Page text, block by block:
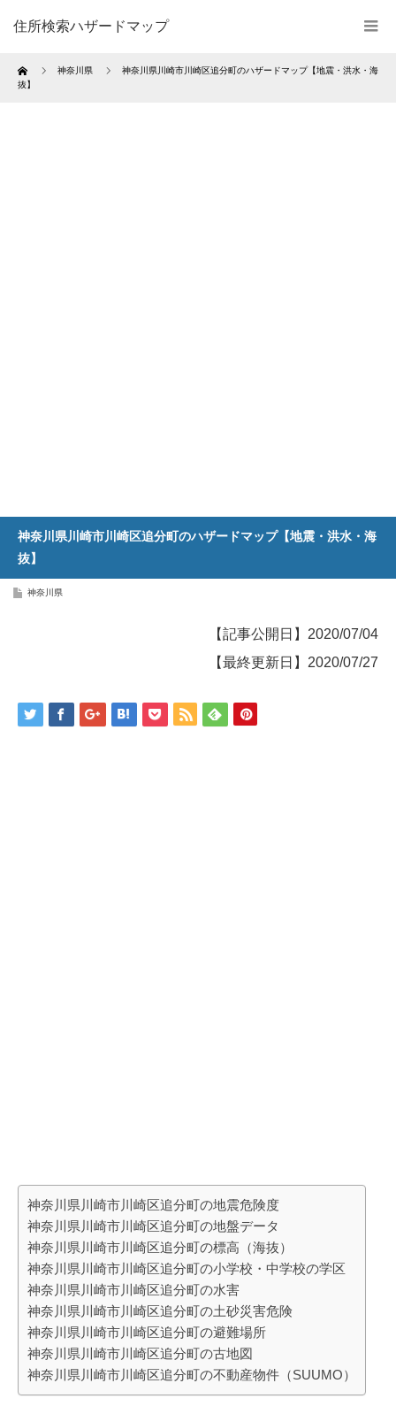
住所検索ハザードマップ
Home 神奈川県
神奈川県川崎市川崎区追分町のハザードマップ【地震・洪水・海
抜】
神奈川県川崎市川崎区追分町のハザードマップ【地震・洪水・海
抜】
神奈川県
【記事公開日】2020/07/04
【最終更新日】2020/07/27
神奈川県川崎市川崎区追分町の地震危険度
神奈川県川崎市川崎区追分町の地盤データ
神奈川県川崎市川崎区追分町の標高（海抜）
神奈川県川崎市川崎区追分町の小学校・中学校の学区
神奈川県川崎市川崎区追分町の水害
神奈川県川崎市川崎区追分町の土砂災害危険
神奈川県川崎市川崎区追分町の避難場所
神奈川県川崎市川崎区追分町の古地図
神奈川県川崎市川崎区追分町の不動産物件（SUUMO）